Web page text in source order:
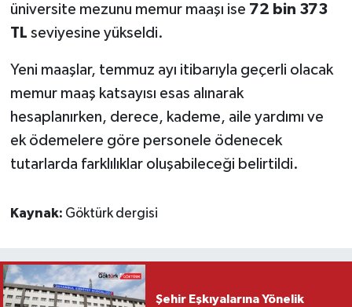
üniversite mezunu memur maaşı ise 72 bin 373
TL seviyesine yükseldi.
Yeni maaşlar, temmuz ayı itibarıyla geçerli olacak
memur maaş katsayısı esas alınarak
hesaplanırken, derece, kademe, aile yardımı ve
ek ödemelere göre personele ödenecek
tutarlarda farklılıklar oluşabileceği belirtildi.
Kaynak: Göktürk dergisi
Şehir Eşkıyalarına Yönelik